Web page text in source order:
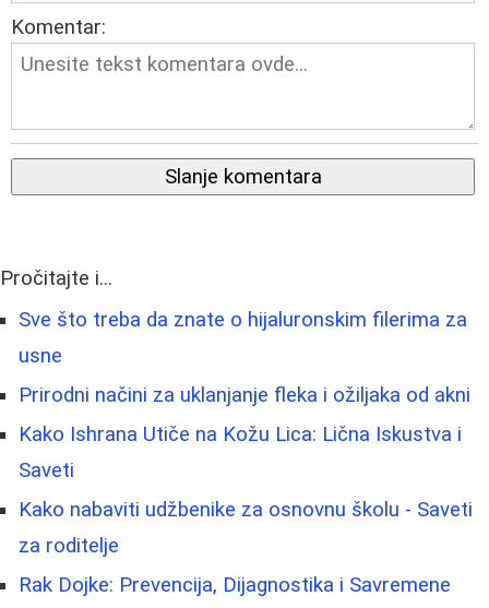
Komentar:
Slanje komentara
Pročitajte i...
Sve što treba da znate o hijaluronskim filerima za
usne
Prirodni načini za uklanjanje fleka i ožiljaka od akni
Kako Ishrana Utiče na Kožu Lica: Lična Iskustva i
Saveti
Kako nabaviti udžbenike za osnovnu školu - Saveti
za roditelje
Rak Dojke: Prevencija, Dijagnostika i Savremene